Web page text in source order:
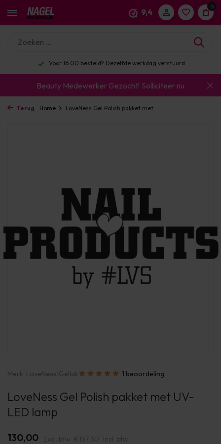
9,4
0
Voor 16:00 besteld? Dezelfde werkdag verstuurd
Beauty Medewerker Gezocht! Solliciteer nu
Terug Home LoveNess Gel Polish pakket met...
Merk: LoveNess|Gellak 1 beoordeling
LoveNess Gel Polish pakket met UV-
LED lamp
130,00 Excl. btw €157,30 Incl. btw